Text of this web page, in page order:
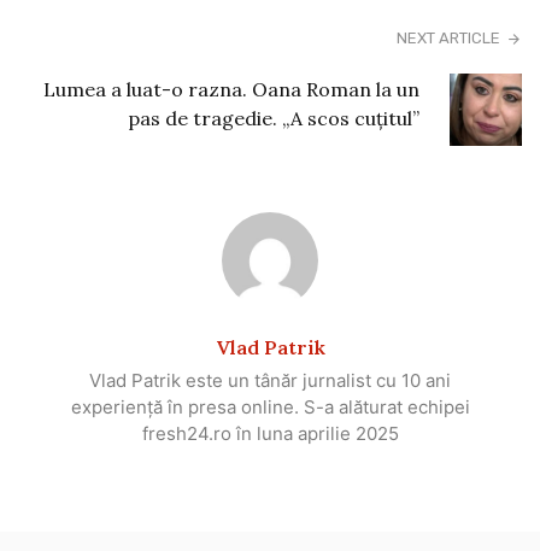
NEXT ARTICLE
Lumea a luat-o razna. Oana Roman la un
pas de tragedie. „A scos cuțitul”
Vlad Patrik
Vlad Patrik este un tânăr jurnalist cu 10 ani
experiență în presa online. S-a alăturat echipei
fresh24.ro în luna aprilie 2025